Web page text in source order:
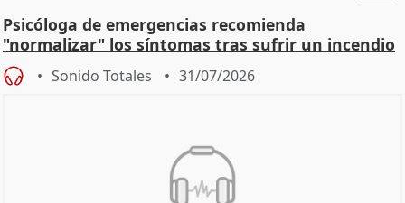
Psicóloga de emergencias recomienda
"normalizar" los síntomas tras sufrir un incendio
Sonido Totales 31/07/2026